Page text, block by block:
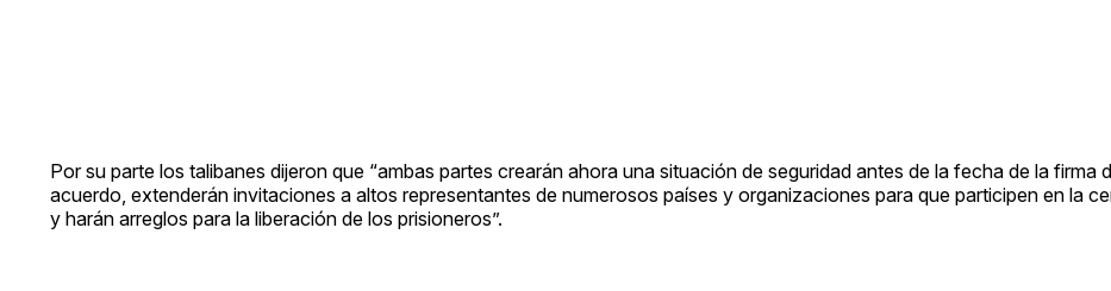
Por su parte los talibanes dijeron que “ambas partes crearán ahora una situación de seguridad antes de la fecha de la firma
acuerdo, extenderán invitaciones a altos representantes de numerosos países y organizaciones para que participen en la
y harán arreglos para la liberación de los prisioneros”.